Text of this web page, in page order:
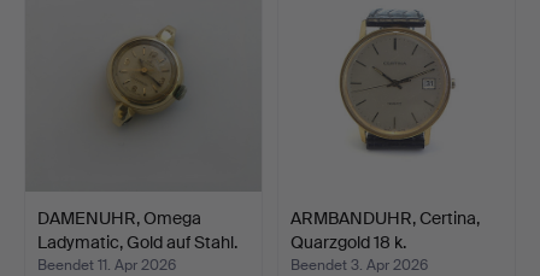
DAMENUHR, Omega
Ladymatic, Gold auf Stahl.
Beendet 11. Apr 2026
ARMBANDUHR, Certina,
Quarzgold 18 k.
Beendet 3. Apr 2026